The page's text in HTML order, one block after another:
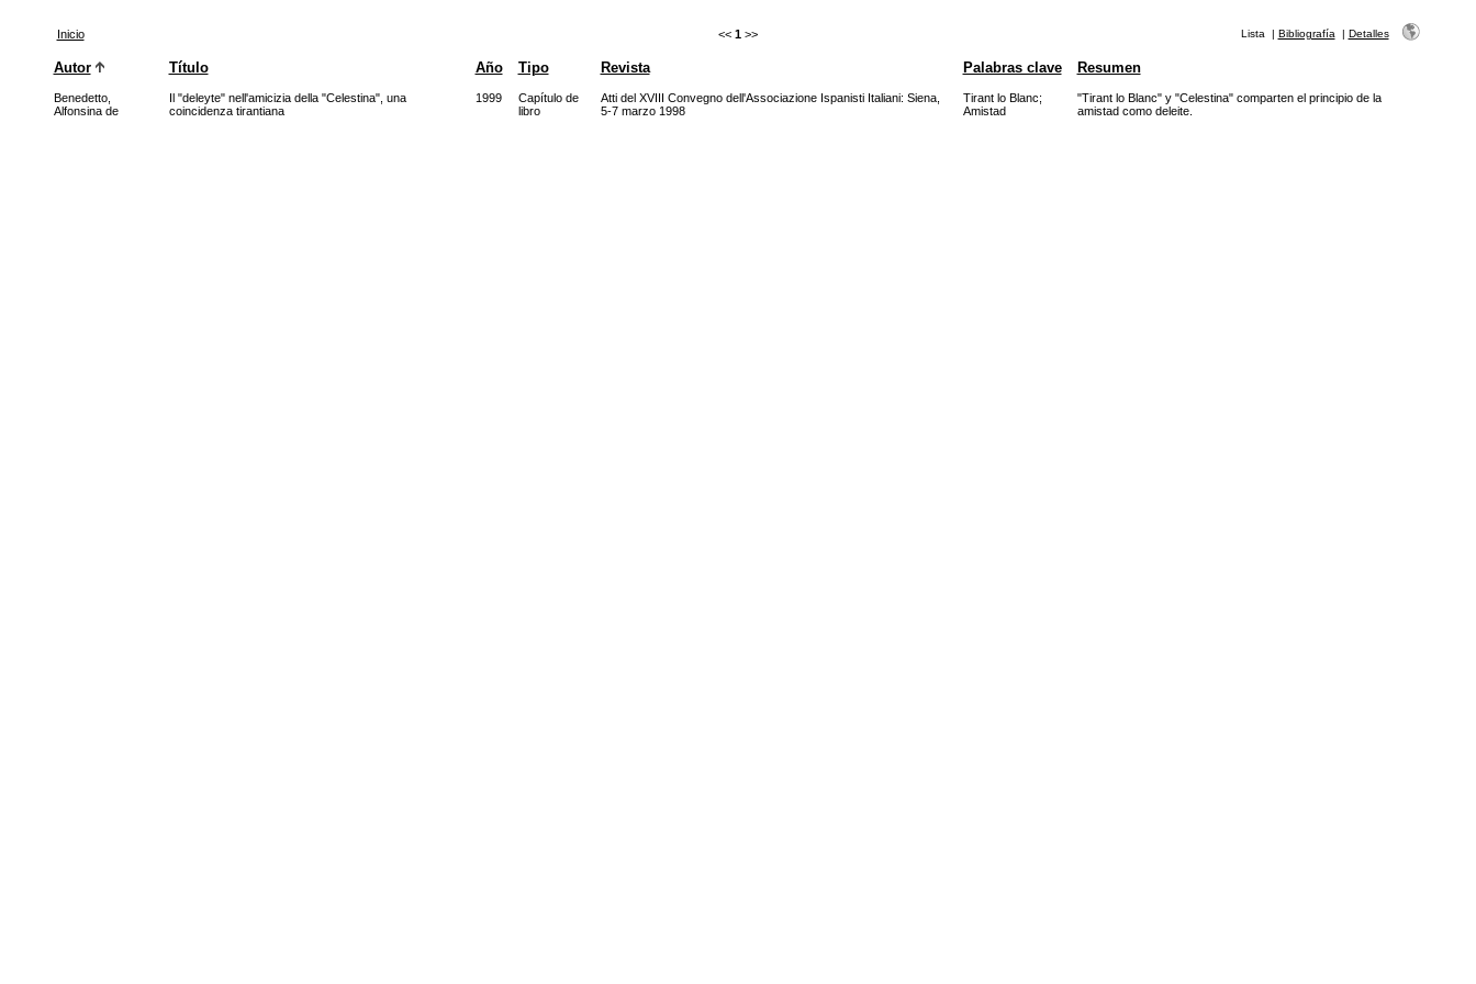
Inicio << 1 >> Lista | Bibliografía | Detalles
Autor Título Año Tipo Revista Palabras clave Resumen
Benedetto,
Alfonsina de
Il "deleyte" nell'amicizia della "Celestina", una
coincidenza tirantiana
1999
Capítulo de
libro
Atti del XVIII Convegno dell'Associazione Ispanisti Italiani: Siena,
5-7 marzo 1998
Tirant lo Blanc;
Amistad
"Tirant lo Blanc" y "Celestina" comparten el principio de la
amistad como deleite.